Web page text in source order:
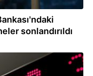
sonlandırıldı